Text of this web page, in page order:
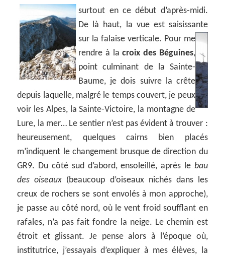
surtout en ce début d’après-midi.
De là haut, la vue est saisissante
sur la falaise verticale. Pour me
rendre à lacroix des Béguines,
point culminant de la Sainte-
Baume, je dois suivre la crête
depuis laquelle, malgré le temps couvert, je peux
voir les Alpes, la Sainte-Victoire, la montagne de
Lure, la mer… Le sentier n’est pas évident à trouver :
heureusement, quelques cairns bien placés
m’indiquent le changement brusque de direction du
GR9. Du côté sud d’abord, ensoleillé, après le bau
des oiseaux (beaucoup d’oiseaux nichés dans les
creux de rochers se sont envolés à mon approche),
je passe au côté nord, où le vent froid soufflant en
rafales, n’a pas fait fondre la neige. Le chemin est
étroit et glissant. Je pense alors à l’époque où,
institutrice, j’essayais d’expliquer à mes élèves, la